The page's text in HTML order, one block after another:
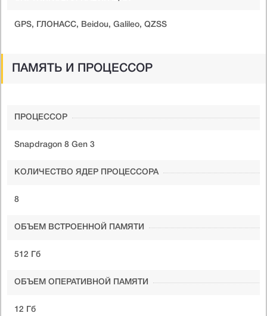
GPS, ГЛОНАСС, Beidou, Galileo, QZSS
ПАМЯТЬ И ПРОЦЕССОР
ПРОЦЕССОР
Snapdragon 8 Gen 3
КОЛИЧЕСТВО ЯДЕР ПРОЦЕССОРА
8
ОБЪЕМ ВСТРОЕННОЙ ПАМЯТИ
512 Гб
ОБЪЕМ ОПЕРАТИВНОЙ ПАМЯТИ
12 Гб